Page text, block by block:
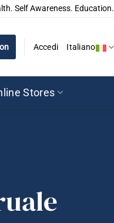
Self Awareness. Education.
Accedi Italiano
Stores